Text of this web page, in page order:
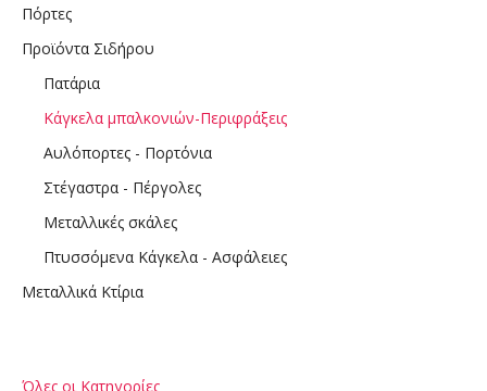
Πόρτες
Προϊόντα Σιδήρου
Πατάρια
Κάγκελα μπαλκονιών-Περιφράξεις
Αυλόπορτες - Πορτόνια
Στέγαστρα - Πέργολες
Μεταλλικές σκάλες
Πτυσσόμενα Κάγκελα - Ασφάλειες
Μεταλλικά Κτίρια
Όλες οι Κατηγορίες